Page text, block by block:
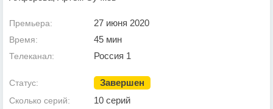
Премьера: 27 июня 2020
Время: 45 мин
Телеканал: Россия 1
Статус: Завершен
Сколько серий: 10 серий